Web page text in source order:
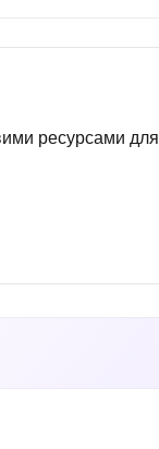
ресурсами для